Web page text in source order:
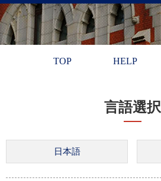
TOP HELP
言語選択